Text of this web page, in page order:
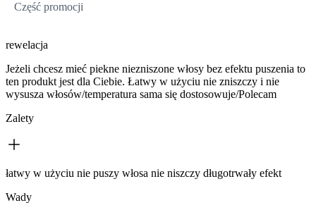
Część promocji
rewelacja
Jeżeli chcesz mieć piekne niezniszone włosy bez efektu puszenia to
ten produkt jest dla Ciebie. Łatwy w użyciu nie zniszczy i nie
wysusza włosów/temperatura sama się dostosowuje/Polecam
Zalety
łatwy w użyciu nie puszy włosa nie niszczy długotrwały efekt
Wady